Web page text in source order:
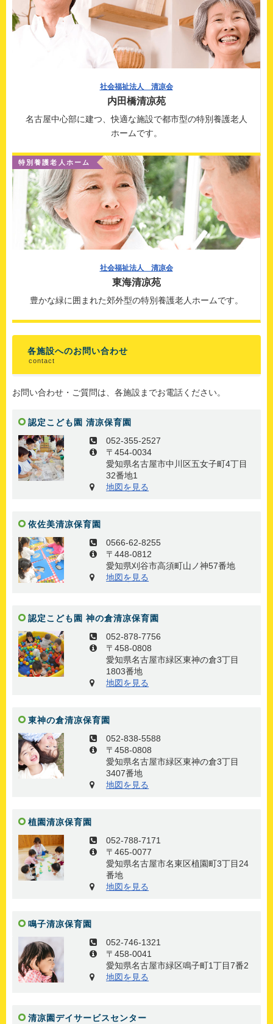
社会福祉法人 清凉会
内田橋清凉苑
名古屋中心部に建つ、快適な施設で都市型の特別養護老人
ホームです。
特別養護老人ホーム
社会福祉法人 清凉会
東海清凉苑
豊かな緑に囲まれた郊外型の特別養護老人ホームです。
各施設へのお問い合わせ
contact
お問い合わせ・ご質問は、各施設までお電話ください。
認定こども園 清凉保育園
052-355-2527
〒454-0034
愛知県名古屋市中川区五女子町4丁目
32番地1
地図を見る
依佐美清凉保育園
0566-62-8255
〒448-0812
愛知県刈谷市高須町山ノ神57番地
地図を見る
認定こども園 神の倉清凉保育園
052-878-7756
〒458-0808
愛知県名古屋市緑区東神の倉3丁目
1803番地
地図を見る
東神の倉清凉保育園
052-838-5588
〒458-0808
愛知県名古屋市緑区東神の倉3丁目
3407番地
地図を見る
植園清凉保育園
052-788-7171
〒465-0077
愛知県名古屋市名東区植園町3丁目24
番地
地図を見る
鳴子清凉保育園
052-746-1321
〒458-0041
愛知県名古屋市緑区鳴子町1丁目7番2
地図を見る
清凉園デイサービスセンター